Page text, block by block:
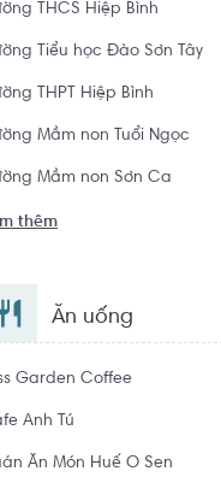
THCS Hiệp Bình
Tiểu học Đào Sơn Tây
THPT Hiệp Bình
Mầm non Tuổi Ngọc
Mầm non Sơn Ca
thêm
Ăn uống
Garden Coffee
Anh Tú
Ăn Món Huế O Sen